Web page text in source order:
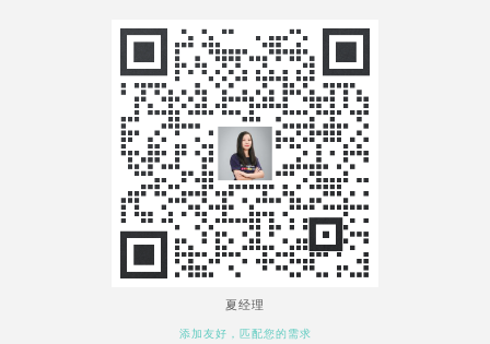
夏经理
添加友好，匹配您的需求